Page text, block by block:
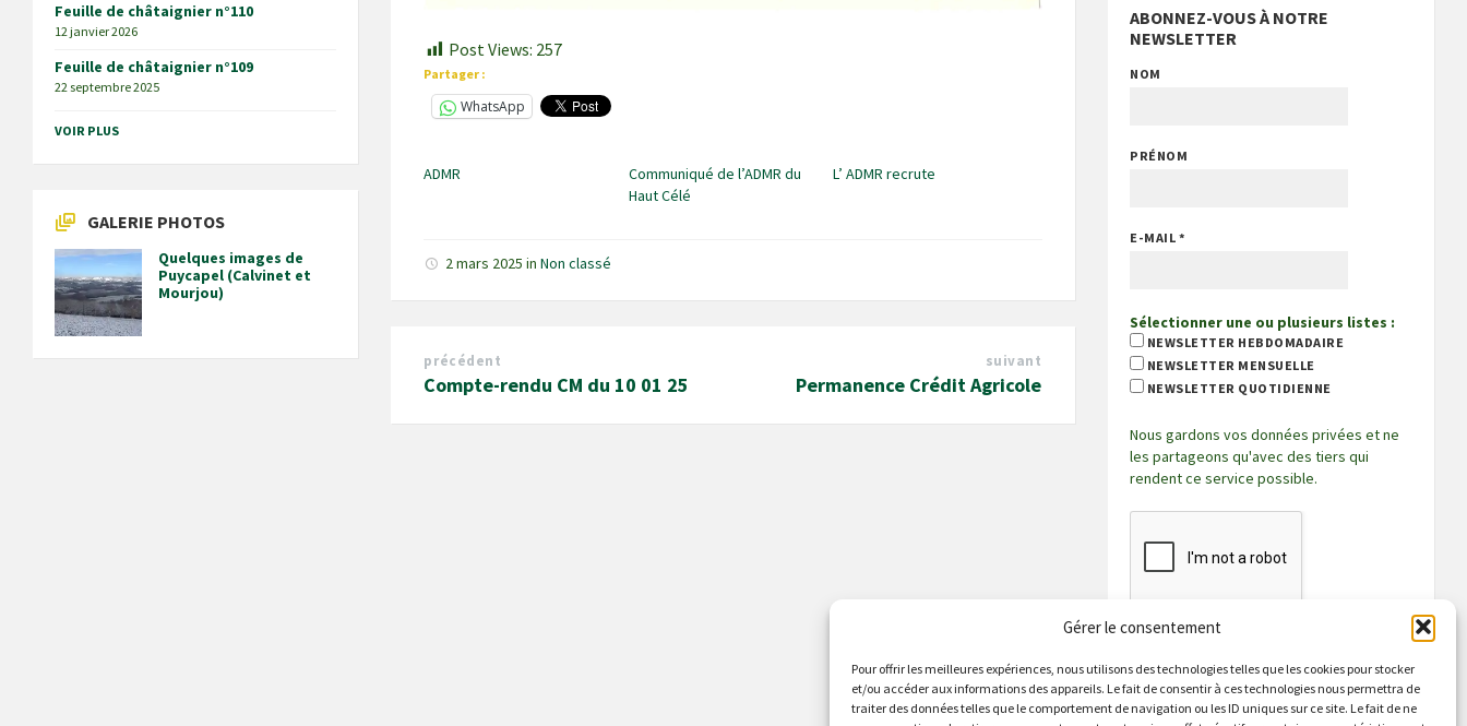
Gérer le consentement
Pour offrir les meilleures expériences, nous utilisons des technologies telles que les cookies pour stocker
et/ou accéder aux informations des appareils. Le fait de consentir à ces technologies nous permettra de
traiter des données telles que le comportement de navigation ou les ID uniques sur ce site. Le fait de ne
Post Views: 257
Partager :
WhatsApp
ADMR
Communiqué de l’ADMR du
Haut Célé
L’ ADMR recrute
2 mars 2025inNon classé
précédent
Compte-rendu CM du 10 01 25
suivant
Permanence Crédit Agricole
Feuille de châtaignier n°110
12 janvier 2026
Feuille de châtaignier n°109
22 septembre 2025
VOIR PLUS
GALERIE PHOTOS
Quelques images de
Puycapel (Calvinet et
Mourjou)
ABONNEZ-VOUS À NOTRE
NEWSLETTER
NOM
PRÉNOM
E-MAIL *
Sélectionner une ou plusieurs listes :
NEWSLETTER HEBDOMADAIRE
NEWSLETTER MENSUELLE
NEWSLETTER QUOTIDIENNE
Nous gardons vos données privées et ne
les partageons qu'avec des tiers qui
rendent ce service possible.